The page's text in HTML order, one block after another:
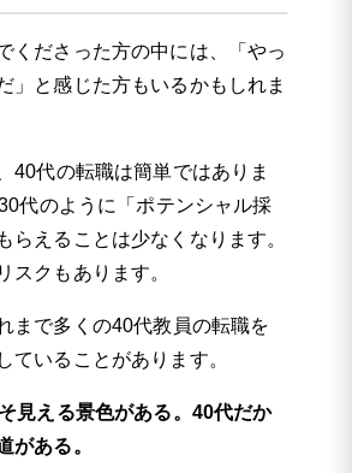
くださった方の中には、「やっ
」と感じた方もいるかもしれま
40代の転職は簡単ではありま
代のように「ポテンシャル採
らえることは少なくなります。
スクもあります。
まで多くの40代教員の転職を
ていることがあります。
見える景色がある。40代だか
がある。